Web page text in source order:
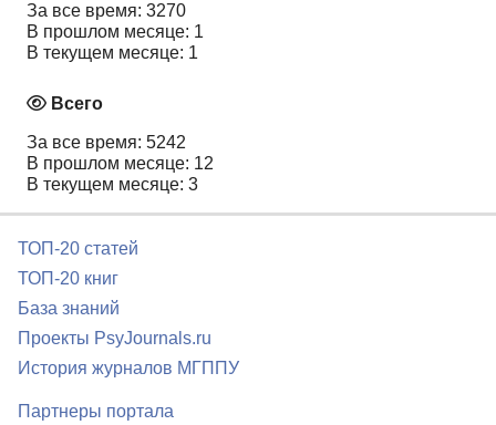
За все время: 3270
В прошлом месяце: 1
В текущем месяце: 1
Всего
За все время: 5242
В прошлом месяце: 12
В текущем месяце: 3
ТОП-20 статей
ТОП-20 книг
База знаний
Проекты PsyJournals.ru
История журналов МГППУ
Партнеры портала